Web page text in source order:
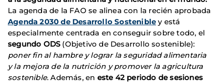
La agenda de la FAO se alinea con la recién aprobada
Agenda 2030 de Desarrollo Sostenible y está
especialmente centrada en conseguir sobre todo, el
segundo ODS(Objetivo de Desarrollo sostenible):
poner fin al hambre y lograr la seguridad alimentaria
y la mejora de la nutrición y promover la agricultura
sostenible. Además, en este 42 periodo de sesiones